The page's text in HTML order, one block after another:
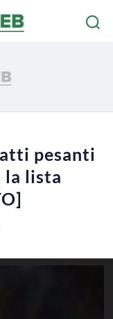
pesanti
la lista